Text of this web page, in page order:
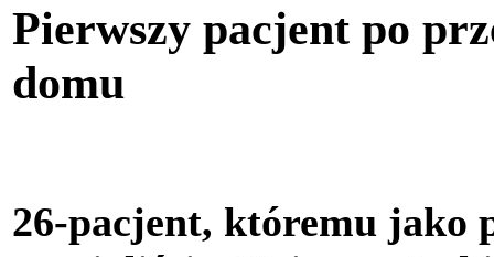
Pierwszy pacjent po
domu
26-pacjent, któremu jako